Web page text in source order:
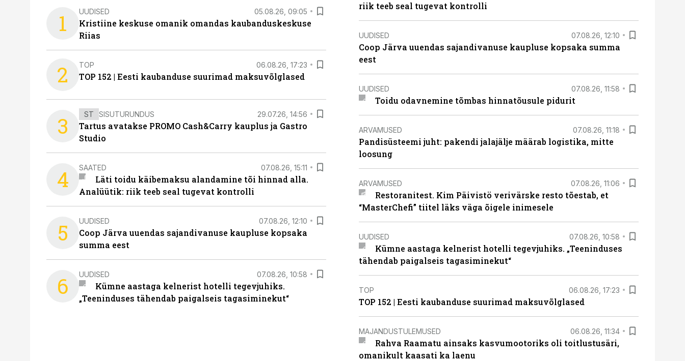
1 UUDISED 05.08.26, 09:05
Kristiine keskuse omanik omandas kaubanduskeskuse
Riias
2 TOP 06.08.26, 17:23
TOP 152 | Eesti kaubanduse suurimad maksuvõlglased
3 ST SISUTURUNDUS 29.07.26, 14:56
Tartus avatakse PROMO Cash&Carry kauplus ja Gastro
Studio
4 SAATED 07.08.26, 15:11
Läti toidu käibemaksu alandamine tõi hinnad alla.
Analüütik: riik teeb seal tugevat kontrolli
5 UUDISED 07.08.26, 12:10
Coop Järva uuendas sajandivanuse kaupluse kopsaka
summa eest
6 UUDISED 07.08.26, 10:58
Kümne aastaga kelnerist hotelli tegevjuhiks.
„Teeninduses tähendab paigalseis tagasiminekut“
riik teeb seal tugevat kontrolli
UUDISED 07.08.26, 12:10
Coop Järva uuendas sajandivanuse kaupluse kopsaka summa
eest
UUDISED 07.08.26, 11:58
Toidu odavnemine tõmbas hinnatõusule pidurit
ARVAMUSED 07.08.26, 11:18
Pandisüsteemi juht: pakendi jalajälje määrab logistika, mitte
loosung
ARVAMUSED 07.08.26, 11:06
Restoranitest. Kim Päivistö verivärske resto tõestab, et
“MasterChefi” tiitel läks väga õigele inimesele
UUDISED 07.08.26, 10:58
Kümne aastaga kelnerist hotelli tegevjuhiks. „Teeninduses
tähendab paigalseis tagasiminekut“
TOP 06.08.26, 17:23
TOP 152 | Eesti kaubanduse suurimad maksuvõlglased
MAJANDUSTULEMUSED 06.08.26, 11:34
Rahva Raamatu ainsaks kasvumootoriks oli toitlustusäri,
omanikult kaasati ka laenu